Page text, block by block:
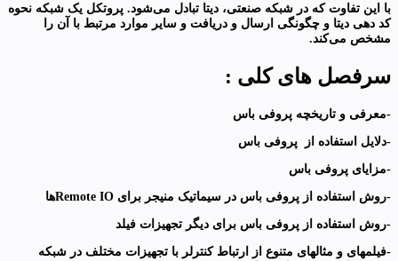
با این تفاوت که در شبکه صنعتی، دیتا تبادل می‌شود. پروتکل یک شبکه نحوه
کد دهی دیتا و چگونگی ارسال و دریافت و سایر موارد مرتبط با آن را
مشخص می‌کند.
سرفصل های کلی :
-معرفی و تاریخچه پروفی باس
-دلایل استفاده از پروفی باس
-مزایای پروفی باس
-روش استفاده از پروفی باس در سیماتیک منیجر برای Remote IOها
-روش استفاده از پروفی باس برای دیگر تجهیزات فیلد
-فیلمهای و مثالهای متنوع از ارتباط کنترلر با تجهیزات مختلف در شبکه